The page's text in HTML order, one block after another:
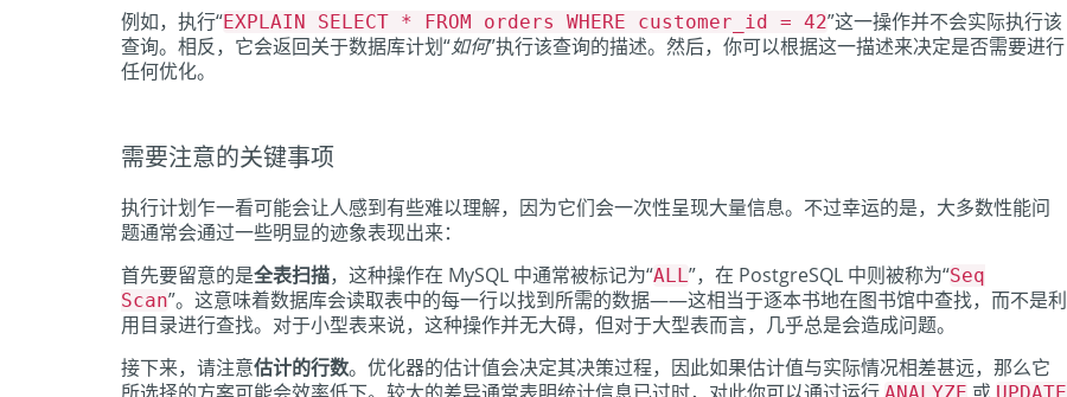
例如，执行“EXPLAIN SELECT * FROM orders WHERE customer_id = 42”这一操作并不会实际执行该
查询。相反，它会返回关于数据库计划“如何”执行该查询的描述。然后，你可以根据这一描述来决定是否需要进行
任何优化。
需要注意的关键事项
执行计划乍一看可能会让人感到有些难以理解，因为它们会一次性呈现大量信息。不过幸运的是，大多数性能问
题通常会通过一些明显的迹象表现出来：
首先要留意的是全表扫描，这种操作在 MySQL 中通常被标记为“ALL”，在 PostgreSQL 中则被称为“Seq
Scan”。这意味着数据库会读取表中的每一行以找到所需的数据——这相当于逐本书地在图书馆中查找，而不是利
用目录进行查找。对于小型表来说，这种操作并无大碍，但对于大型表而言，几乎总是会造成问题。
接下来，请注意估计的行数。优化器的估计值会决定其决策过程，因此如果估计值与实际情况相差甚远，那么它